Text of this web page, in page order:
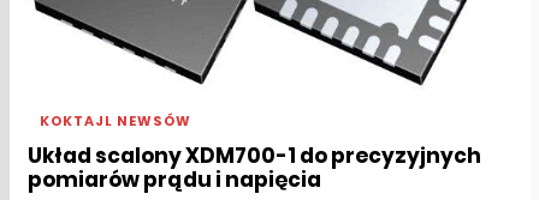
KOKTAJL NEWSÓW
Układ scalony XDM700-1 do precyzyjnych
pomiarów prądu i napięcia